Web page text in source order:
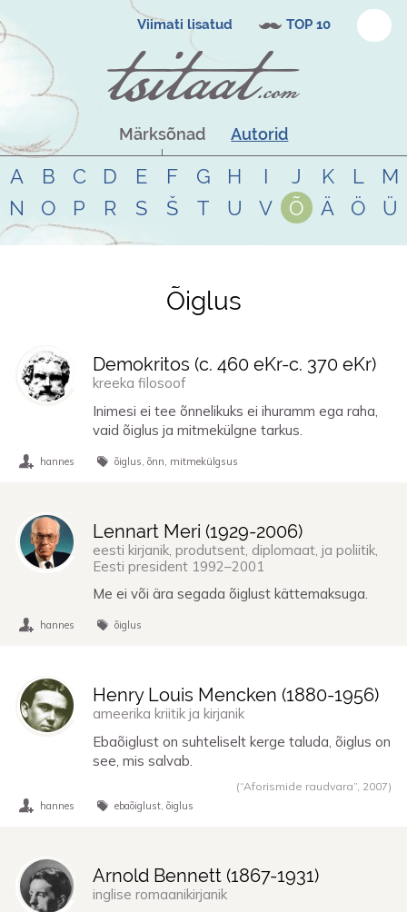
Viimati lisatud TOP 10
Märksõnad Autorid
A B C D E F G H I J K L
M
N
O P R S Š T U V Õ Ä Ö Ü
Tsitaadid teemalõiglus
Õiglus
Demokritos (c. 460 eKr-c. 370 eKr)
kreeka filosoof
Inimesi ei tee õnnelikuks ei ihuramm ega raha,
vaid õiglus ja mitmekülgne tarkus.
hannes õiglus õnn mitmekülgsus
Lennart Meri (1929-2006)
eesti kirjanik, produtsent, diplomaat, ja poliitik,
Eesti president 1992–2001
Me ei või ära segada õiglust kättemaksuga.
hannes õiglus
Henry Louis Mencken (1880-1956)
ameerika kriitik ja kirjanik
Ebaõiglust on suhteliselt kerge taluda, õiglus on
see, mis salvab.
(“Aforismide raudvara”, 2007)
hannes ebaõiglust õiglus
Arnold Bennett (1867-1931)
inglise romaanikirjanik